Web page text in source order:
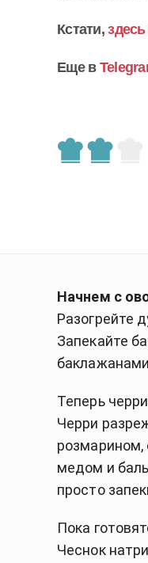
Кстати,здесь
Еще в
Начнем с
Разогрейте
Запекайте
Теперь
Черри
розмарином,
медом и
просто
Пока
Чеснок